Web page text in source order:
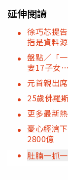
延伸閱讀
徐巧芯提
指是資料
盤點／「
妻17子女
元首親出
25歲佛羅
更多最新
憂心經濟
2800億
肚腩一抓